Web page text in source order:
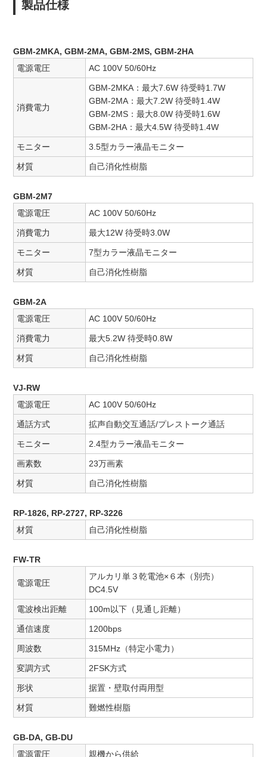
製品仕様
GBM-2MKA, GBM-2MA, GBM-2MS, GBM-2HA
電源電圧
AC 100V 50/60Hz
消費電力
GBM-2MKA：最大7.6W 待受時1.7W
GBM-2MA：最大7.2W 待受時1.4W
GBM-2MS：最大8.0W 待受時1.6W
GBM-2HA：最大4.5W 待受時1.4W
モニター 3.5型カラー液晶モニター
材質 自己消化性樹脂
GBM-2M7
電源電圧
AC 100V 50/60Hz
消費電力 最大12W 待受時3.0W
モニター 7型カラー液晶モニター
材質 自己消化性樹脂
GBM-2A
電源電圧
AC 100V 50/60Hz
消費電力 最大5.2W 待受時0.8W
材質 自己消化性樹脂
VJ-RW
電源電圧
AC 100V 50/60Hz
通話方式 拡声自動交互通話/プレストーク通話
モニター 2.4型カラー液晶モニター
画素数 23万画素
材質 自己消化性樹脂
RP-1826, RP-2727, RP-3226
材質
自己消化性樹脂
FW-TR
電源電圧
アルカリ単３乾電池×６本（別売）
DC4.5V
電波検出距離 100m以下（見通し距離）
通信速度 1200bps
周波数 315MHz（特定小電力）
変調方式 2FSK方式
形状 据置・壁取付両用型
材質 難燃性樹脂
GB-DA, GB-DU
電源電圧
親機から供給